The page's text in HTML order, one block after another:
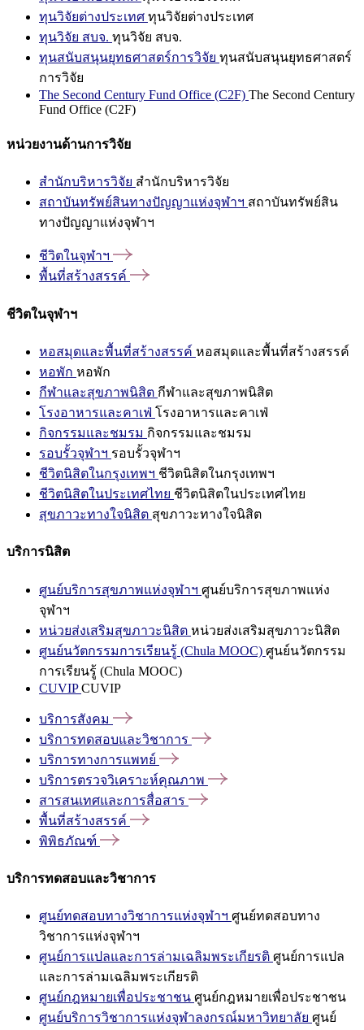
ทุนวิจัยต่างประเทศ ทุนวิจัยต่างประเทศ
ทุนวิจัย สบจ. ทุนวิจัย สบจ.
ทุนสนับสนุนยุทธศาสตร์การวิจัย ทุนสนับสนุนยุทธศาสตร์
การวิจัย
The Second Century Fund Office (C2F) The Second Century
Fund Office (C2F)
หน่วยงานด้านการวิจัย
สำนักบริหารวิจัย สำนักบริหารวิจัย
สถาบันทรัพย์สินทางปัญญาแห่งจุฬาฯ สถาบันทรัพย์สิน
ทางปัญญาแห่งจุฬาฯ
ชีวิตในจุฬาฯ
พื้นที่สร้างสรรค์
ชีวิตในจุฬาฯ
หอสมุดและพื้นที่สร้างสรรค์ หอสมุดและพื้นที่สร้างสรรค์
หอพัก หอพัก
กีฬาและสุขภาพนิสิต กีฬาและสุขภาพนิสิต
โรงอาหารและคาเฟ่ โรงอาหารและคาเฟ่
กิจกรรมและชมรม กิจกรรมและชมรม
รอบรั้วจุฬาฯ รอบรั้วจุฬาฯ
ชีวิตนิสิตในกรุงเทพฯ ชีวิตนิสิตในกรุงเทพฯ
ชีวิตนิสิตในประเทศไทย ชีวิตนิสิตในประเทศไทย
สุขภาวะทางใจนิสิต สุขภาวะทางใจนิสิต
บริการนิสิต
ศูนย์บริการสุขภาพแห่งจุฬาฯ ศูนย์บริการสุขภาพแห่ง
จุฬาฯ
หน่วยส่งเสริมสุขภาวะนิสิต หน่วยส่งเสริมสุขภาวะนิสิต
ศูนย์นวัตกรรมการเรียนรู้ (Chula MOOC) ศูนย์นวัตกรรม
การเรียนรู้ (Chula MOOC)
CUVIPCUVIP
บริการสังคม
บริการทดสอบและวิชาการ
บริการทางการแพทย์
บริการตรวจวิเคราะห์คุณภาพ
สารสนเทศและการสื่อสาร
พื้นที่สร้างสรรค์
พิพิธภัณฑ์
บริการทดสอบและวิชาการ
ศูนย์ทดสอบทางวิชาการแห่งจุฬาฯ ศูนย์ทดสอบทาง
วิชาการแห่งจุฬาฯ
ศูนย์การแปลและการล่ามเฉลิมพระเกียรติ ศูนย์การแปล
และการล่ามเฉลิมพระเกียรติ
ศูนย์กฎหมายเพื่อประชาชน ศูนย์กฎหมายเพื่อประชาชน
ศูนย์บริการวิชาการแห่งจุฬาลงกรณ์มหาวิทยาลัย ศูนย์